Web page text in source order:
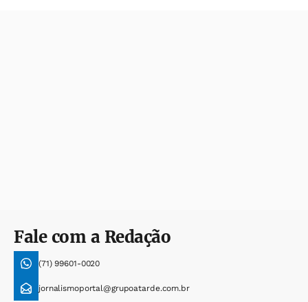
Fale com a Redação
(71) 99601-0020
jornalismoportal@grupoatarde.com.br